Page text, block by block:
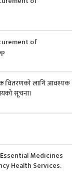
of
वितरणको लागि आवश्यक
सूचना।
Medicines
Health Services.